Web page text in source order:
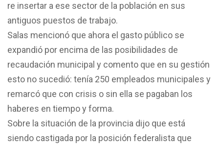
re insertar a ese sector de la población en sus
antiguos puestos de trabajo.
Salas mencionó que ahora el gasto público se
expandió por encima de las posibilidades de
recaudación municipal y comento que en su gestión
esto no sucedió: tenía 250 empleados municipales y
remarcó que con crisis o sin ella se pagaban los
haberes en tiempo y forma.
Sobre la situación de la provincia dijo que está
siendo castigada por la posición federalista que